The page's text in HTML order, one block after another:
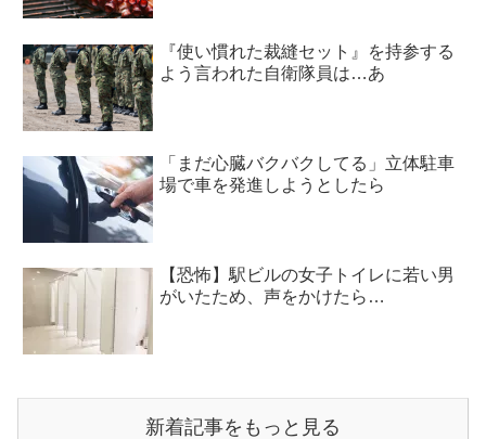
『使い慣れた裁縫セット』を持参する
よう言われた自衛隊員は…あ
「まだ心臓バクバクしてる」立体駐車
場で車を発進しようとしたら
【恐怖】駅ビルの女子トイレに若い男
がいたため、声をかけたら…
新着記事をもっと見る